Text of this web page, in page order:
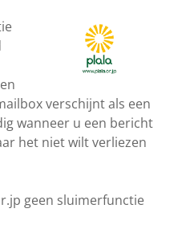
verschijnt als een
wanneer u een bericht
het niet wilt verliezen
geen sluimerfunctie